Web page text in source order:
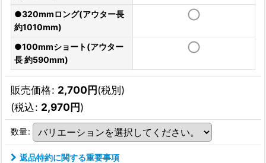
●320mmロング(アウター長
約1010mm)
●100mmショート(アウター
長 約590mm)
販売価格: 2,700円(税別)
(税込: 2,970円)
数量:
返品特約に関する重要事項